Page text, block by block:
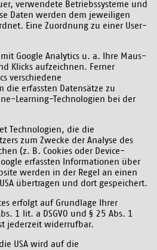
verwendete Betriebssysteme und
Daten werden dem jeweiligen
Eine Zuordnung zu einer User-
Google Analytics u. a. Ihre Maus-
Klicks aufzeichnen. Ferner
verschiedene
die erfassten Datensätze zu
Learning-Technologien bei der
Technologien, die die
zum Zwecke der Analyse des
(z. B. Cookies oder Device-
erfassten Informationen über
werden in der Regel an einen
übertragen und dort gespeichert.
erfolgt auf Grundlage Ihrer
1 lit. a DSGVO und § 25 Abs. 1
jederzeit widerrufbar.
USA wird auf die